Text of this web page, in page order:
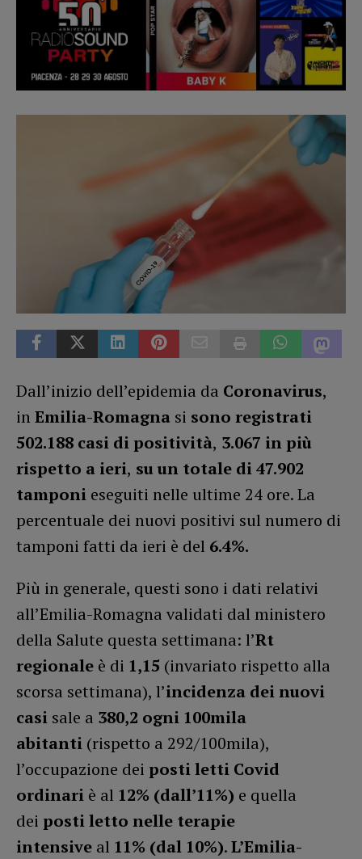
Dall’inizio dell’epidemia da Coronavirus,
inEmilia-Romagna si sono registrati
502.188 casi di positività, 3.067 in più
rispetto a ieri, su un totale di 47.902
tamponi eseguiti nelle ultime 24 ore. La
percentuale dei nuovi positivi sul numero di
tamponi fatti da ieri è del 6.4%.
Più in generale, questi sono i dati relativi
all’Emilia-Romagna validati dal ministero
della Salute questa settimana: l’Rt
regionale è di 1,15 (invariato rispetto alla
scorsa settimana), l’incidenza dei nuovi
casi sale a 380,2 ogni 100mila
abitanti (rispetto a 292/100mila),
l’occupazione dei posti letti Covid
ordinari è al 12% (dall’11%) e quella
dei posti letto nelle terapie
intensive al 11% (dal 10%).L’Emilia-